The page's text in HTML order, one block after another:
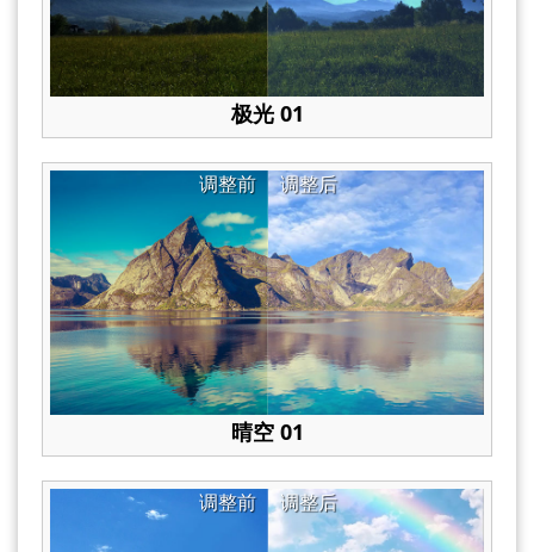
极光 01
调整后
调整前
晴空 01
调整后
调整前